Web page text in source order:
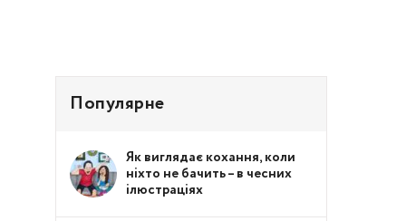
Популярне
Як виглядає кохання, коли
ніхто не бачить – в чесних
ілюстраціях